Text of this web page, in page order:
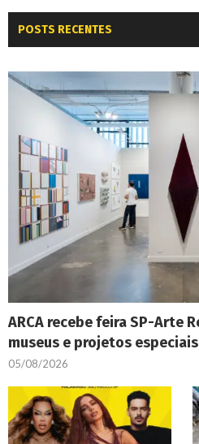
POSTS RECENTES
ARCA recebe feira SP-Arte
museus e projetos especiais
05/08/2026